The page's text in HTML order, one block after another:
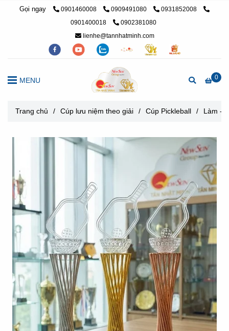
Gọi ngay 0901460008 0909491080
0931852008
0901400018
0902381080
lienhe@tannhatminh.com
0
MENU
Trang chủ / Cúp lưu niệm theo giải / Cúp Pickleball / Làm -